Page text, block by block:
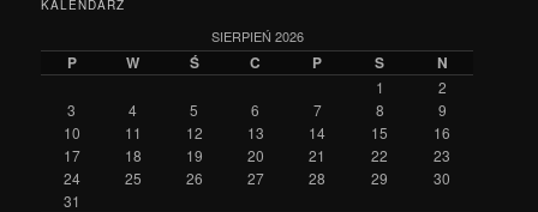
KALENDARZ
SIERPIEŃ 2026
P W Ś C P S N
1
2
3
4 5 6 7 8
9
10
11 12 13 14 15
16
17
18 19 20 21 22
23
24
25 26 27 28 29
30
31